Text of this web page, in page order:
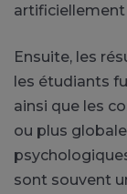
artificiellement
Ensuite, les
les étudiants
ainsi que les
ou plus
sont souvent